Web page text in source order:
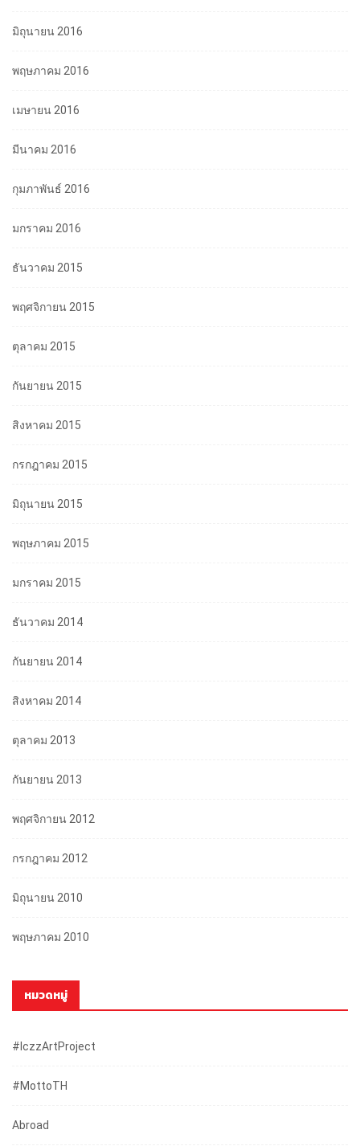
มิถุนายน 2016
พฤษภาคม 2016
เมษายน 2016
มีนาคม 2016
กุมภาพันธ์ 2016
มกราคม 2016
ธันวาคม 2015
พฤศจิกายน 2015
ตุลาคม 2015
กันยายน 2015
สิงหาคม 2015
กรกฎาคม 2015
มิถุนายน 2015
พฤษภาคม 2015
มกราคม 2015
ธันวาคม 2014
กันยายน 2014
สิงหาคม 2014
ตุลาคม 2013
กันยายน 2013
พฤศจิกายน 2012
กรกฎาคม 2012
มิถุนายน 2010
พฤษภาคม 2010
หมวดหมู่
#iczzArtProject
#mottoTH
Abroad